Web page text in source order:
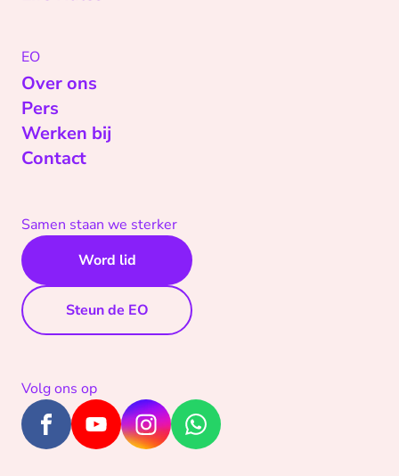
EO
Over ons
Pers
Werken bij
Contact
Samen staan we sterker
Word lid
Steun de EO
Volg ons op